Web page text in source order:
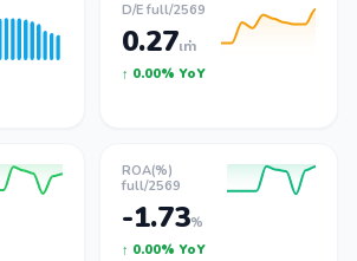
D/E full/2569
0.27เท่า
↑ 0.00% YoY
ROA(%)
full/2569
-1.73%
↑ 0.00% YoY